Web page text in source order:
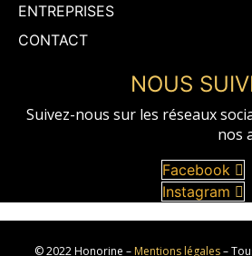
ENTREPRISES
CONTACT
NOUS
Suivez-nous sur les réseaux
nos
Facebook
Instagram
© 2022 Honorine – Mentions légales–